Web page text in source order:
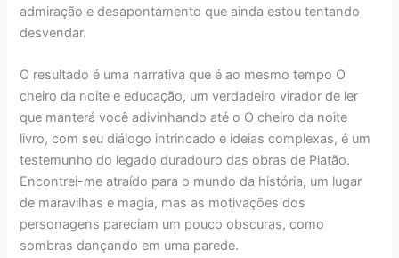
admiração e desapontamento que ainda estou tentando
desvendar.
O resultado é uma narrativa que é ao mesmo tempo O
cheiro da noite e educação, um verdadeiro virador de ler
que manterá você adivinhando até o O cheiro da noite
livro, com seu diálogo intrincado e ideias complexas, é um
testemunho do legado duradouro das obras de Platão.
Encontrei-me atraído para o mundo da história, um lugar
de maravilhas e magia, mas as motivações dos
personagens pareciam um pouco obscuras, como
sombras dançando em uma parede.